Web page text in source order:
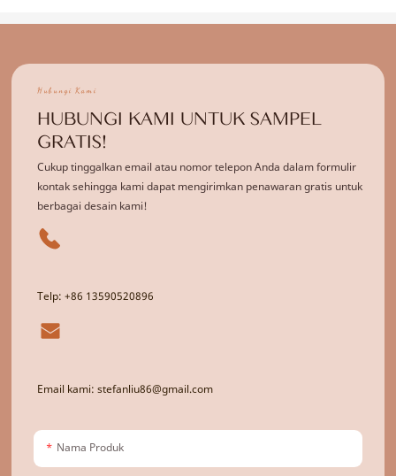
Hubungi Kami
HUBUNGI KAMI UNTUK SAMPEL
GRATIS!
Cukup tinggalkan email atau nomor telepon Anda dalam formulir
kontak sehingga kami dapat mengirimkan penawaran gratis untuk
berbagai desain kami!
Telp: +86 13590520896
Email kami: stefanliu86@gmail.com
Nama Produk